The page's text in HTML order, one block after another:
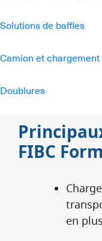
Solutions de baffles
Camion et chargement
Doublures
FIBC
en plus